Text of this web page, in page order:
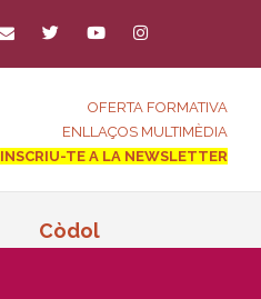
OFERTA FORMATIVA
ENLLAÇOS MULTIMÈDIA
INSCRIU-TE A LA NEWSLETTER
Còdol